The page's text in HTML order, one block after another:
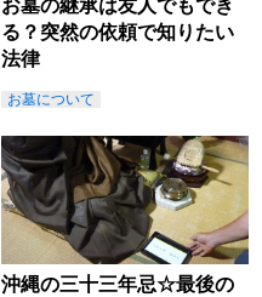
お墓の継承は友人でもでき
る？突然の依頼で知りたい
法律
お墓について
沖縄の三十三年忌☆最後の